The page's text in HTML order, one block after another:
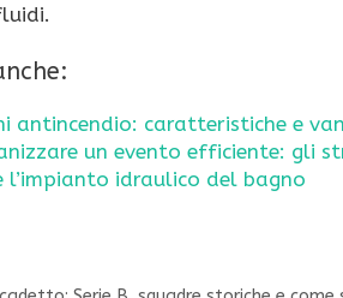
antincendio: caratteristiche e
un evento efficiente: gli
l’impianto idraulico del bagno